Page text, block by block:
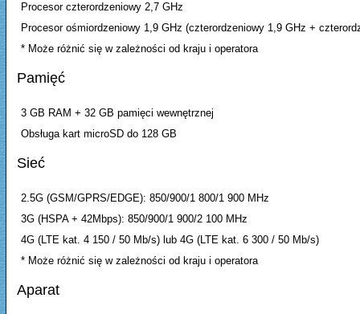
Procesor czterordzeniowy 2,7 GHz
Procesor ośmiordzeniowy 1,9 GHz (czterordzeniowy 1,9 GHz +
* Może różnić się w zależności od kraju i operatora
Pamięć
3 GB RAM + 32 GB pamięci wewnętrznej
Obsługa kart microSD do 128 GB
Sieć
2.5G (GSM/GPRS/EDGE): 850/900/1 800/1 900 MHz
3G (HSPA + 42Mbps): 850/900/1 900/2 100 MHz
4G (LTE kat. 4 150 / 50 Mb/s) lub 4G (LTE kat. 6 300 / 50 Mb/s)
* Może różnić się w zależności od kraju i operatora
Aparat